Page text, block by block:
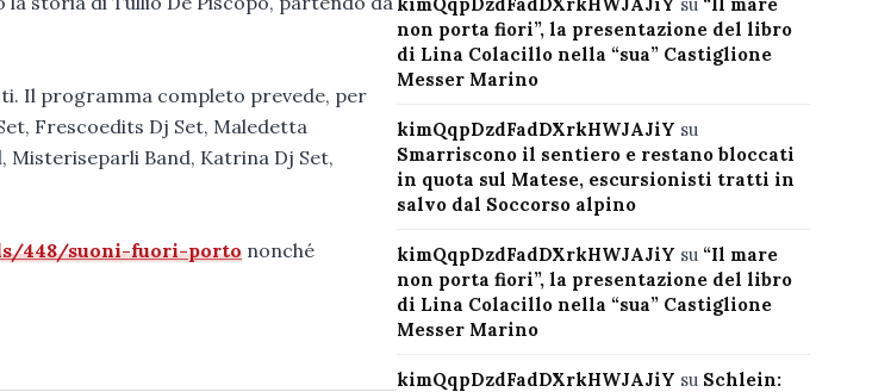
Il programma completo prevede, per
Frescoedits Dj Set, Maledetta
Misteriseparli Band, Katrina Dj Set,
448/suoni-fuori-porto nonché
non porta fiori”, la presentazione del libro
di Lina Colacillo nella “sua” Castiglione
Messer Marino
kimQqpDzdFadDXrkHWJAJiY su
Smarriscono il sentiero e restano bloccati
in quota sul Matese, escursionisti tratti in
salvo dal Soccorso alpino
kimQqpDzdFadDXrkHWJAJiY su “Il mare
non porta fiori”, la presentazione del libro
di Lina Colacillo nella “sua” Castiglione
Messer Marino
kimQqpDzdFadDXrkHWJAJiY su Schlein: